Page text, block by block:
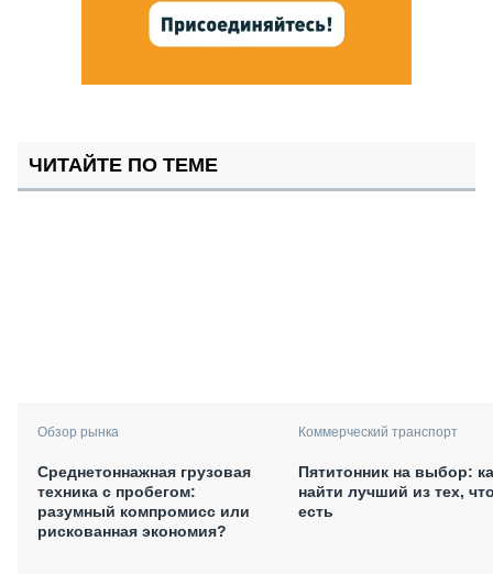
ЧИТАЙТЕ ПО ТЕМЕ
Обзор рынка
Среднетоннажная грузовая
техника с пробегом:
разумный компромисс или
рискованная экономия?
Коммерческий транспорт
Пятитонник на выбор:
найти лучший из тех,
есть